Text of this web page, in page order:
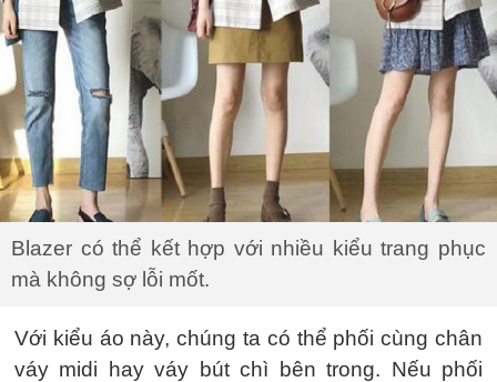
Blazer có thể kết hợp với nhiều kiểu trang phục
mà không sợ lỗi mốt.
Với kiểu áo này, chúng ta có thể phối cùng chân
váy midi hay váy bút chì bên trong. Nếu phối